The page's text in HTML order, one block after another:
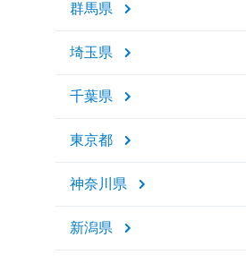
群馬県
埼玉県
千葉県
東京都
神奈川県
新潟県